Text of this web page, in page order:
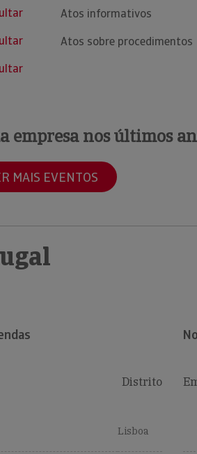
Atos informativos
Atos sobre procedimentos
empresa nos últimos
MAIS EVENTOS
Distrito
Lisboa